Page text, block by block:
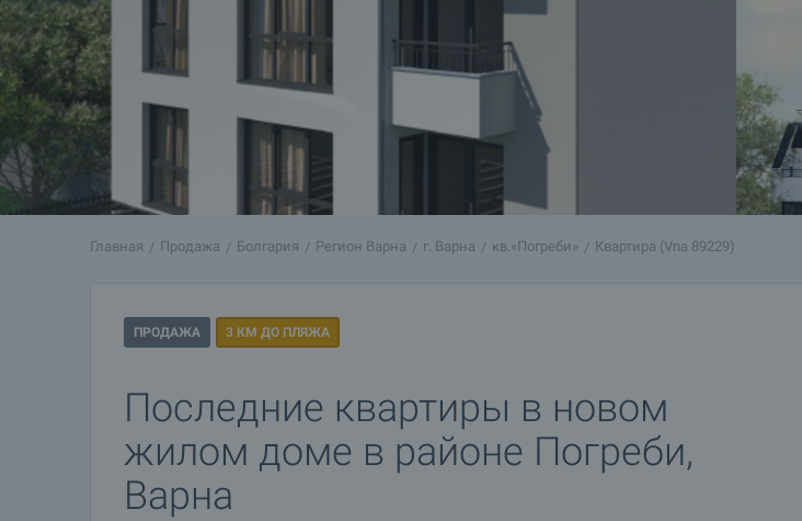
Главная Продажа Болгария Регион Варна г. Варна кв.«Погреби» Квартира (Vna 89229)
ПРОДАЖА 3 КМ ДО ПЛЯЖА
Последние квартиры в новом
жилом доме в районе Погреби,
Варна